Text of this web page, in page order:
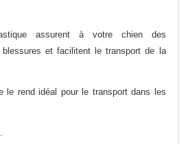
assurent à votre chien des
blessures et facilitent le transport de la
le rend idéal pour le transport dans les